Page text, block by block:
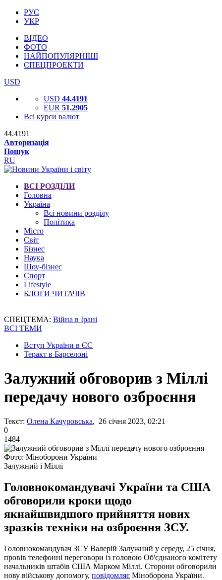
РУС
УКР
ВІДЕО
ФОТО
НАЙПОПУЛЯРНІШІ
СПЕЦПРОЕКТИ
USD
USD 44.4191
EUR 51.2905
Всі курси валют
44.4191
Авторизація
Пошук
RU
ВСІ РОЗДІЛИ
Головна
Україна
Всі новини розділу
Політика
Місто
Світ
Бізнес
Наука
Шоу-бізнес
Спорт
Lifestyle
БЛОГИ ЧИТАЧІВ
СПЕЦТЕМА: Війна в Ірані
ВСІ ТЕМИ
Вступ України в ЄС
Теракт в Барселоні
Залужний обговорив з Міллі
передачу нового озброєння
Текст: Олена Качуровська, 26 січня 2023, 02:21
0
1484
Фото: Міноборони України
Залужний і Міллі
Головнокомандувачі України та США
обговорили кроки щодо
якнайшвидшого прийняття нових
зразків техніки на озброєння ЗСУ.
Головнокомандувач ЗСУ Валерій Залужний у середу, 25 січня,
провів телефонні переговори із головою Об'єднаного комітету
начальників штабів США Марком Міллі. Сторони обговорили
нову військову допомогу, повідомляє Міноборона України.